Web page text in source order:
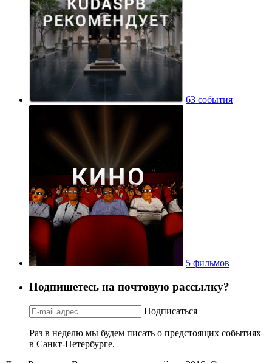
63 события
5 фильмов
Подпишетесь на почтовую рассылку?
Подписаться
Раз в неделю мы будем писать о предстоящих событиях
в Санкт-Петербурге.